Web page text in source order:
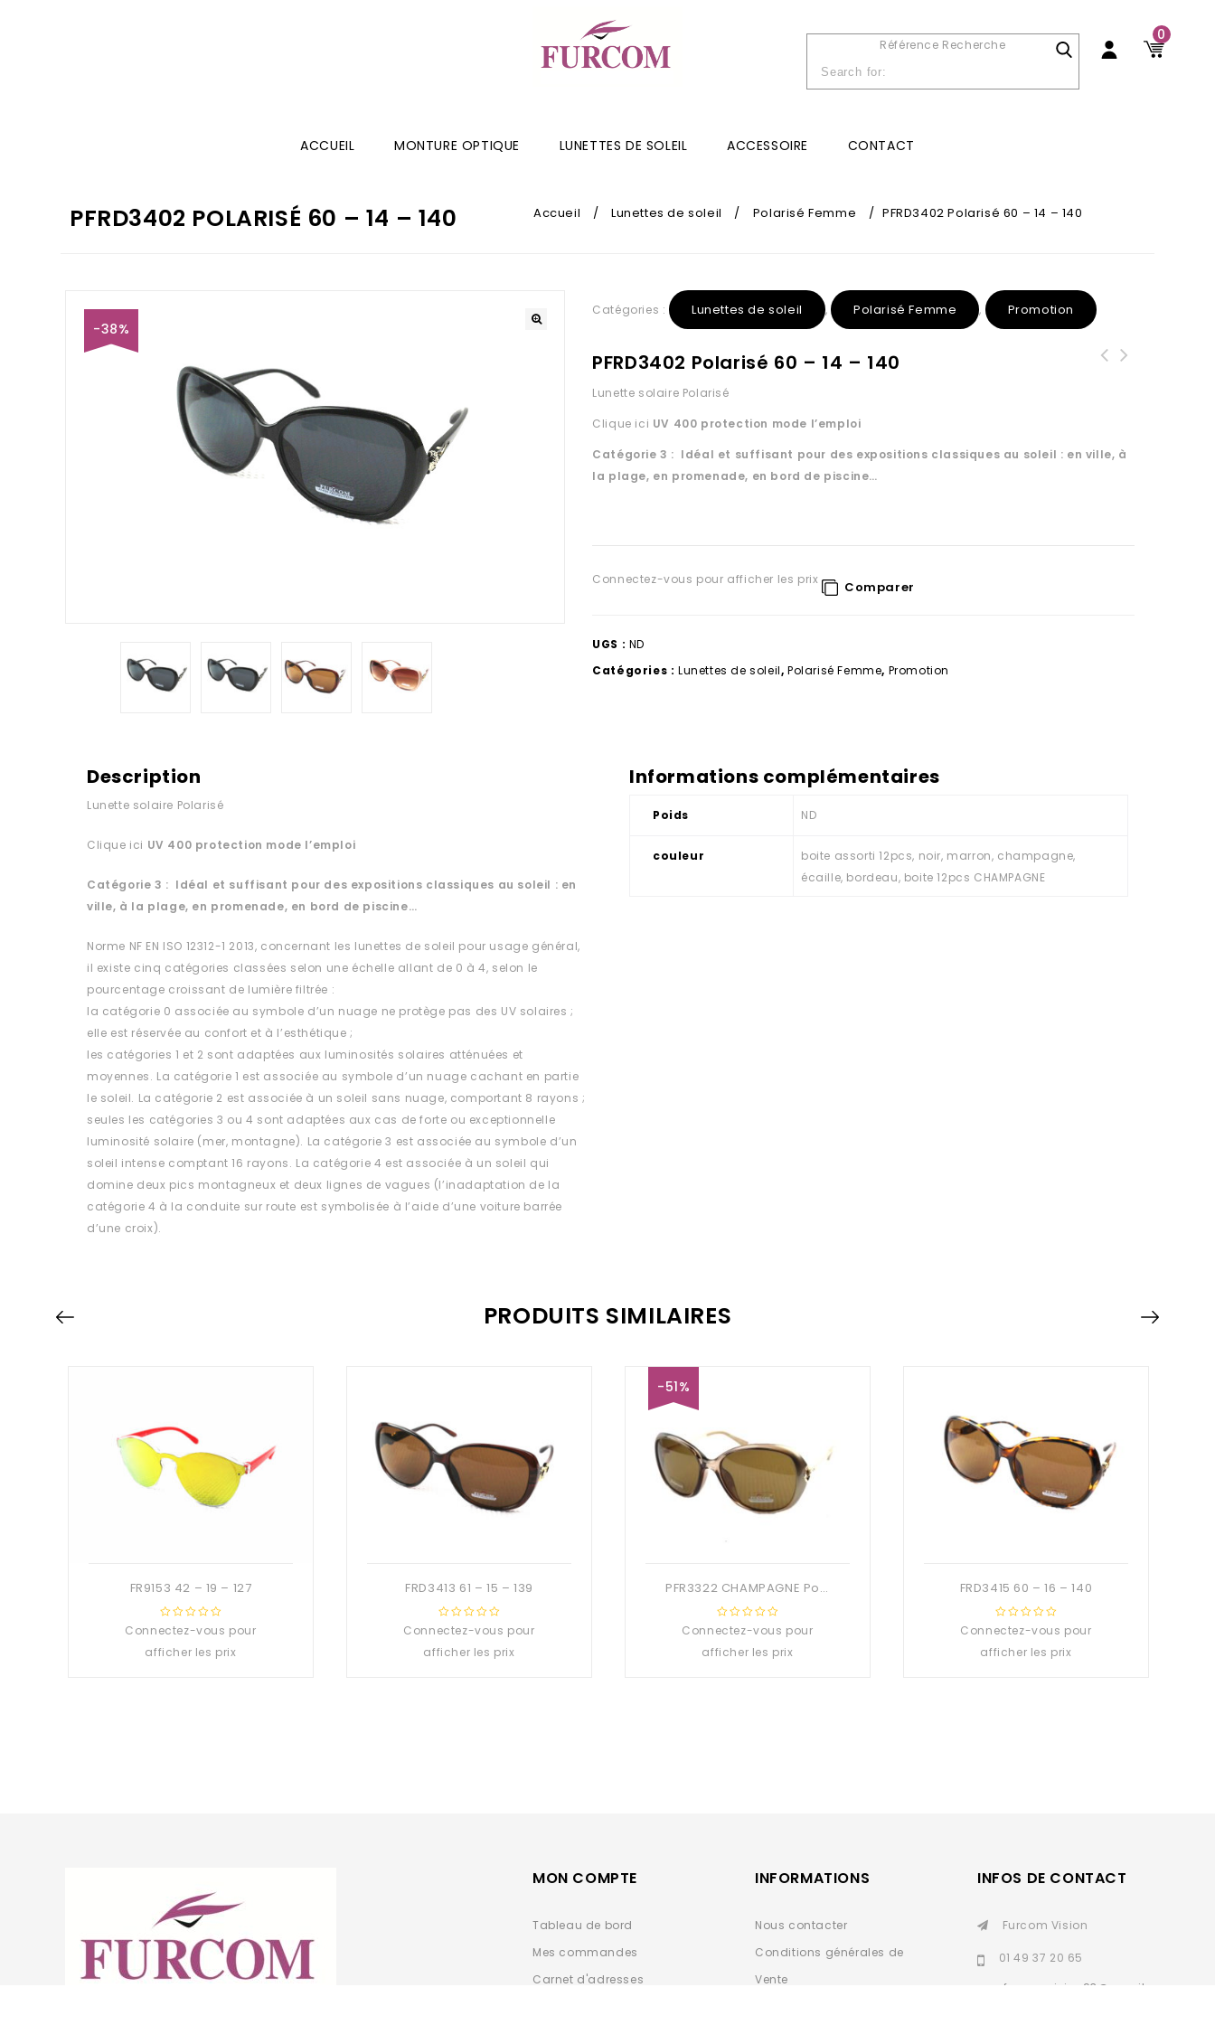
0
Référence Recherche
ACCUEIL MONTURE OPTIQUE LUNETTES DE SOLEIL ACCESSOIRE CONTACT
PFRD3402 POLARISÉ 60 – 14 – 140 Accueil / Lunettes de soleil / Polarisé Femme / PFRD3402 Polarisé 60 – 14 – 140
-38%
Catégories : Lunettes de soleil , Polarisé Femme , Promotion
PFRD3402 Polarisé 60 – 14 – 140
Lunette solaire Polarisé
Clique ici UV 400 protection mode l’emploi
Catégorie 3 : Idéal et suffisant pour des expositions classiques au soleil : en ville, à
la plage, en promenade, en bord de piscine…
Connectez-vous pour afficher les prix Comparer
UGS : ND
Catégories : Lunettes de soleil,Polarisé Femme, Promotion
Description
Lunette solaire Polarisé
Clique ici UV 400 protection mode l’emploi
Catégorie 3 : Idéal et suffisant pour des expositions classiques au soleil : en
ville, à la plage, en promenade, en bord de piscine…
Norme NF EN ISO 12312-1 2013, concernant les lunettes de soleil pour usage général,
il existe cinq catégories classées selon une échelle allant de 0 à 4, selon le
pourcentage croissant de lumière filtrée :
la catégorie 0 associée au symbole d’un nuage ne protège pas des UV solaires ;
elle est réservée au confort et à l’esthétique ;
les catégories 1 et 2 sont adaptées aux luminosités solaires atténuées et
moyennes. La catégorie 1 est associée au symbole d’un nuage cachant en partie
le soleil. La catégorie 2 est associée à un soleil sans nuage, comportant 8 rayons ;
seules les catégories 3 ou 4 sont adaptées aux cas de forte ou exceptionnelle
luminosité solaire (mer, montagne). La catégorie 3 est associée au symbole d’un
soleil intense comptant 16 rayons. La catégorie 4 est associée à un soleil qui
domine deux pics montagneux et deux lignes de vagues (l’inadaptation de la
catégorie 4 à la conduite sur route est symbolisée à l’aide d’une voiture barrée
d’une croix).
Informations complémentaires
Poids ND
couleur
boite assorti 12pcs, noir, marron, champagne,
écaille, bordeau, boite 12pcs CHAMPAGNE
PRODUITS SIMILAIRES
FR9153 42 – 19 – 127
0
Connectez-vous pour
afficher les prix
FRD3413 61 – 15 – 139
0
Connectez-vous pour
afficher les prix
-51%
PFR3322 CHAMPAGNE Polarisé 58 – 18 – 132
0
Connectez-vous pour
afficher les prix
FRD3415 60 – 16 – 140
0
Connectez-vous pour
afficher les prix
MON COMPTE
Tableau de bord
Mes commandes
Carnet d'adresses
INFORMATIONS
Nous contacter
Conditions générales de
Vente
INFOS DE CONTACT
Furcom Vision
01 49 37 20 65
furcomvision93@gmail.